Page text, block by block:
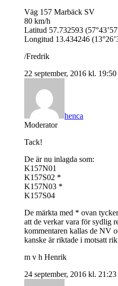
Väg 157 Marbäck SV
80 km/h
Latitud 57.732593
Longitud 13.434246
/Fredrik
22 september, 2016 kl. 19:50
henca
Moderator
Tack!
De är nu inlagda som:
K157N01
K157S02 *
K157N03 *
K157S04
De märkta med * ovan
att de verkar vara för sydlig
kommentaren kallas de NV
kanske är riktade i motsatt
m v h Henrik
24 september, 2016 kl. 21:23